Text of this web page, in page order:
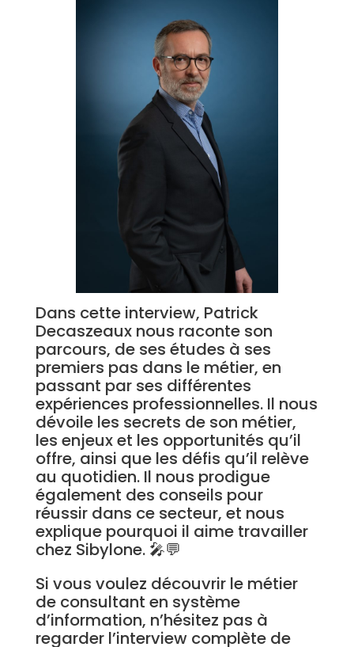
Dans cette interview, Patrick
Decaszeaux nous raconte son
parcours, de ses études à ses
premiers pas dans le métier, en
passant par ses différentes
expériences professionnelles. Il nous
dévoile les secrets de son métier,
les enjeux et les opportunités qu’il
offre, ainsi que les défis qu’il relève
au quotidien. Il nous prodigue
également des conseils pour
réussir dans ce secteur, et nous
explique pourquoi il aime travailler
chez Sibylone. 🎤💬
Si vous voulez découvrir le métier
de consultant en système
d’information, n’hésitez pas à
regarder l’interview complète de